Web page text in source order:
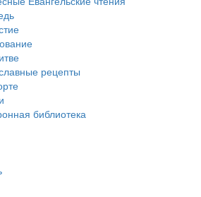
рецепты
библиотека